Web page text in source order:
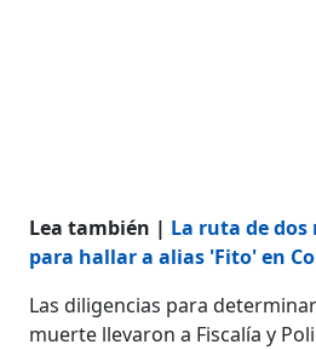
Lea también | La ruta de dos
para hallar a alias 'Fito' en
Las diligencias para
muerte llevaron a Fiscalía y